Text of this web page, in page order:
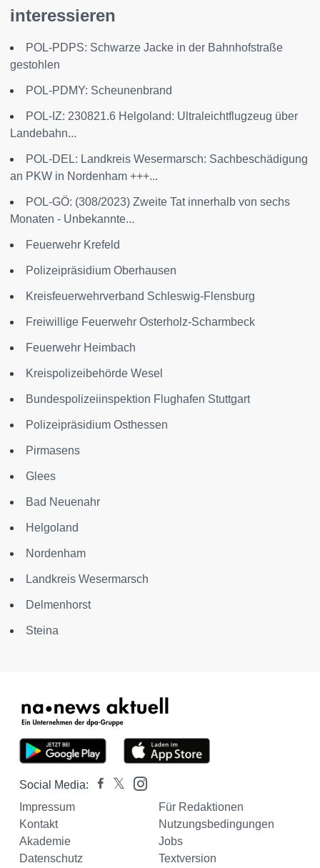
interessieren
POL-PDPS: Schwarze Jacke in der Bahnhofstraße
gestohlen
POL-PDMY: Scheunenbrand
POL-IZ: 230821.6 Helgoland: Ultraleichtflugzeug über
Landebahn...
POL-DEL: Landkreis Wesermarsch: Sachbeschädigung
an PKW in Nordenham +++...
POL-GÖ: (308/2023) Zweite Tat innerhalb von sechs
Monaten - Unbekannte...
Feuerwehr Krefeld
Polizeipräsidium Oberhausen
Kreisfeuerwehrverband Schleswig-Flensburg
Freiwillige Feuerwehr Osterholz-Scharmbeck
Feuerwehr Heimbach
Kreispolizeibehörde Wesel
Bundespolizeiinspektion Flughafen Stuttgart
Polizeipräsidium Osthessen
Pirmasens
Glees
Bad Neuenahr
Helgoland
Nordenham
Landkreis Wesermarsch
Delmenhorst
Steina
Social Media:
Impressum
Für Redaktionen
Kontakt
Nutzungsbedingungen
Akademie
Jobs
Datenschutz
Textversion